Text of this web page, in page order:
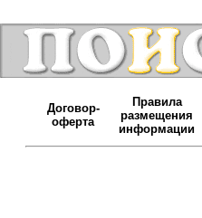
Договор-
оферта
Правила
размещения
информации